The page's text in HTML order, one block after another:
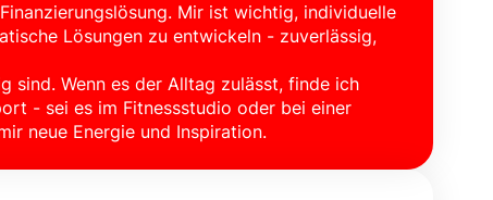
Mir ist wichtig, individuelle
Lösungen zu entwickeln - zuverlässig,
sind. Wenn es der Alltag zulässt, finde ich
- sei es im Fitnessstudio oder bei einer
neue Energie und Inspiration.